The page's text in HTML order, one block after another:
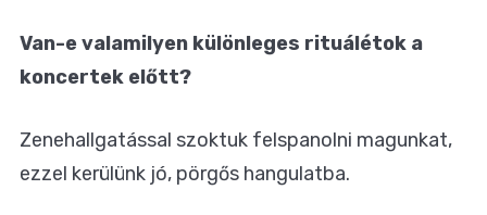
Van-e valamilyen különleges rituálétok a
koncertek előtt?
Zenehallgatással szoktuk felspanolni magunkat,
ezzel kerülünk jó, pörgős hangulatba.